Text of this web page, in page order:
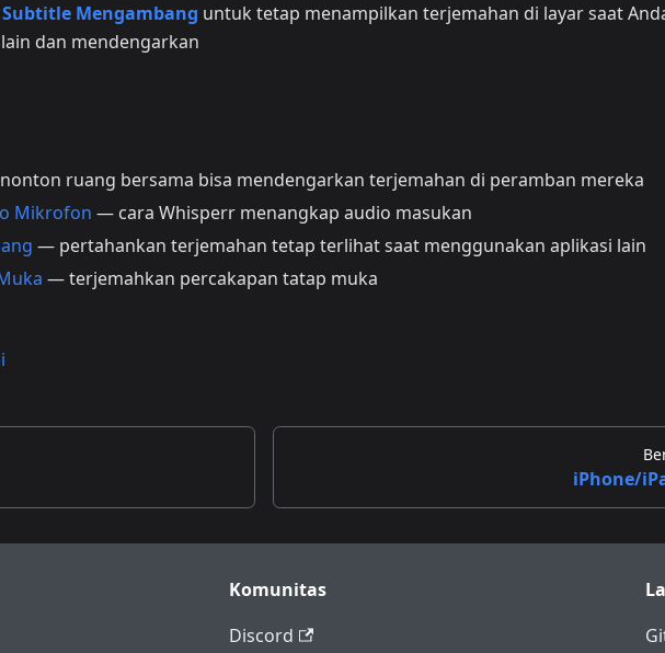
Subtitle Mengambang untuk tetap menampilkan terjemahan di layar saat
dan mendengarkan
ruang bersama bisa mendengarkan terjemahan di peramban mereka
Mikrofon — cara Whisperr menangkap audio masukan
— pertahankan terjemahan tetap terlihat saat menggunakan aplikasi lain
— terjemahkan percakapan tatap muka
iPhone/
Komunitas
Discord